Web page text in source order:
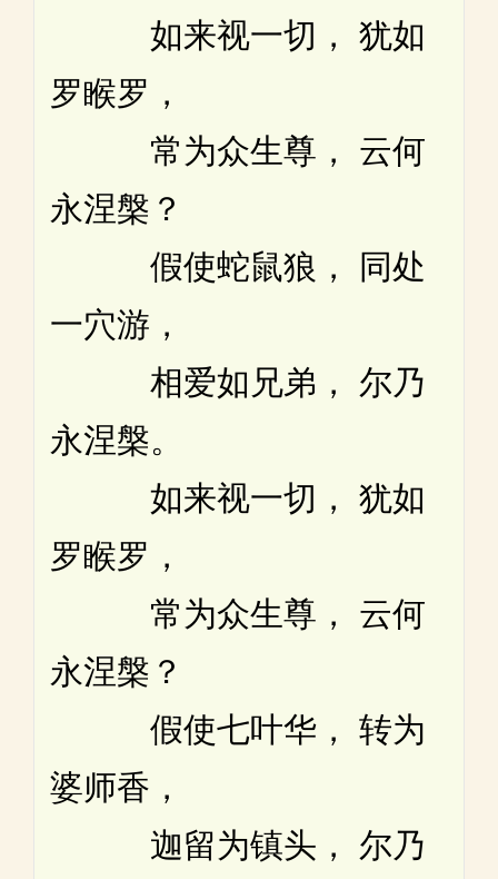
如来视一切， 犹如
罗睺罗，
常为众生尊， 云何
永涅槃？
假使蛇鼠狼， 同处
一穴游，
相爱如兄弟， 尔乃
永涅槃。
如来视一切， 犹如
罗睺罗，
常为众生尊， 云何
永涅槃？
假使七叶华， 转为
婆师香，
迦留为镇头， 尔乃